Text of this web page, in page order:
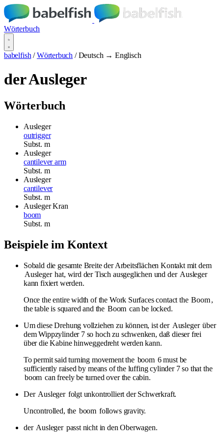
Wörterbuch
babelfish / Wörterbuch / Deutsch → Englisch
der Ausleger
Wörterbuch
Ausleger
outrigger
Subst. m
Ausleger
cantilever arm
Subst. m
Ausleger
cantilever
Subst. m
Ausleger Kran
boom
Subst. m
Beispiele im Kontext
Sobald die gesamte Breite der Arbeitsflächen Kontakt mit dem
Ausleger hat, wird der Tisch ausgeglichen und der Ausleger
kann fixiert werden.
Once the entire width of the Work Surfaces contact the Boom,
the table is squared and the Boom can be locked.
Um diese Drehung vollziehen zu können, ist der Ausleger über
dem Wippzylinder 7 so hoch zu schwenken, daß dieser frei
über die Kabine hinweggedreht werden kann.
To permit said turning movement the boom 6 must be
sufficiently raised by means of the luffing cylinder 7 so that the
boom can freely be turned over the cabin.
Der Ausleger folgt unkontrolliert der Schwerkraft.
Uncontrolled, the boom follows gravity.
der Ausleger passt nicht in den Oberwagen.